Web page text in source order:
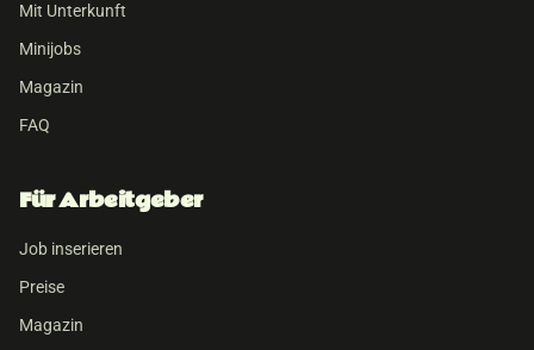
Mit Unterkunft
Minijobs
Magazin
FAQ
Für Arbeitgeber
Job inserieren
Preise
Magazin